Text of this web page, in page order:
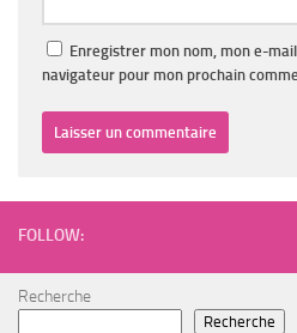
Enregistrer mon nom, mon e-
navigateur pour mon prochain
FOLLOW:
Recherche
Recherche